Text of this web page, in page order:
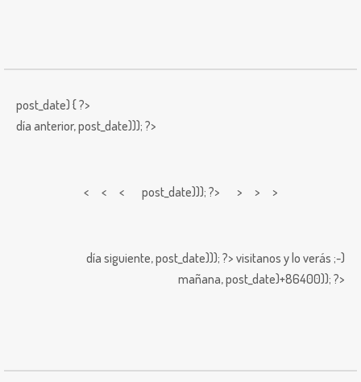
post_date) { ?>
día anterior,post_date))); ?>
< < < post_date))); ?> > > >
día siguiente,post_date))); ?> visitanos y lo verás ;-)
mañana,post_date)+86400)); ?>